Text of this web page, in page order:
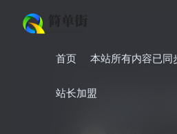
首页 本站所有内容已同
站长加盟
首页 小学 小学语文
一年级语文上